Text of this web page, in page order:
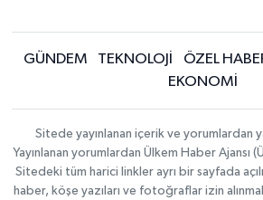
GÜNDEM TEKNOLOJİ ÖZEL
EKONOMİ
Sitede yayınlanan içerik ve yorumlardan
Yayınlanan yorumlardan Ülkem Haber Ajansı
Sitedeki tüm harici linkler ayrı bir sayfada
haber, köşe yazıları ve fotoğraflar izin